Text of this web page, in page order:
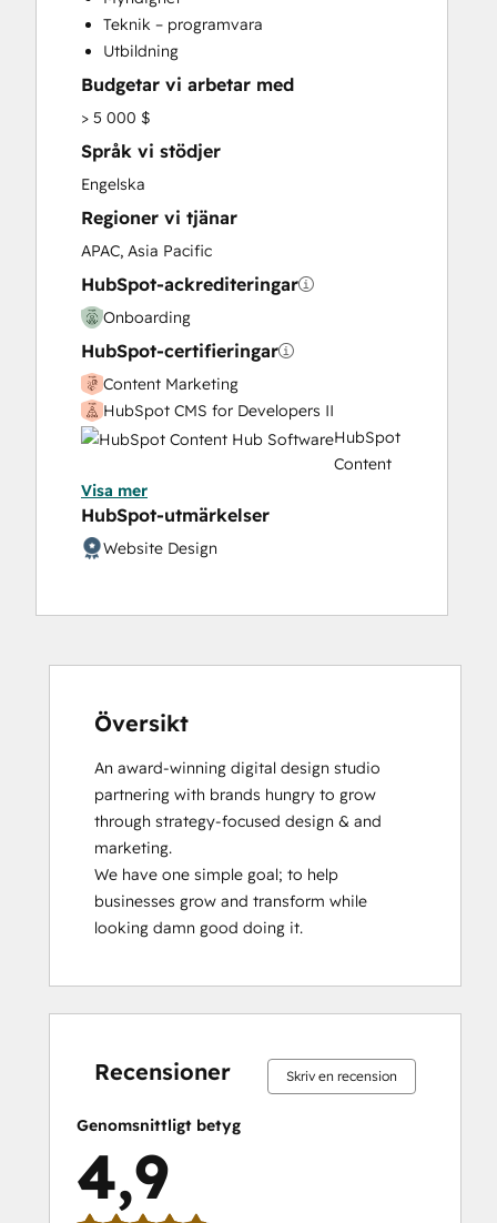
Customer Support Training
HubSpot Onboarding
Marketing Hub Enterprise Onboarding
Marketing Hub Professional Onboarding
Sales and Marketing Alignment
Sales Coaching and Training
Sales Enablement
Sales Hub Enterprise Onboarding
Sales Hub Professional Onboarding
Service Hub Enterprise Onboarding
Website Design
Website Development
Website Migration
Teknik – programvara
Utbildning
Budgetar vi arbetar med
> 5 000 $
Språk vi stödjer
Engelska
Regioner vi tjänar
APAC, Asia Pacific
HubSpot-ackrediteringar
Onboarding
HubSpot-certifieringar
Content Marketing
HubSpot CMS for Developers II
HubSpot
Content
HubSpot Marketing Hub Software
Service Hub Software
Visa mer
HubSpot-utmärkelser
Website Design
Översikt
An award-winning digital design studio
partnering with brands hungry to grow
through strategy-focused design & and
marketing.
We have one simple goal; to help
businesses grow and transform while
looking damn good doing it.
Recensioner Skriv en recension
Genomsnittligt betyg
4,9